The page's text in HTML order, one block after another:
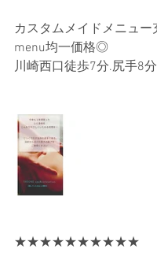
カスタムメイドメニュ
menu均一価格◎
川崎西口徒歩7分.尻手8
★★★★★★★★★★